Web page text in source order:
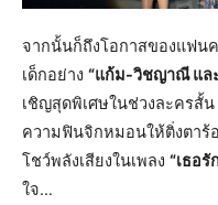
จากนั้นก็ถึงโอกาสของแฟน
เด็กอย่าง “แก้ม-วิชญาณี แล
เชิญสุดพิเศษในช่วงละครสั้น
ความฟินจิกหมอนให้ติ่งตาร้
โชว์พลังเสียงในเพลง “เธอ
ใจ…